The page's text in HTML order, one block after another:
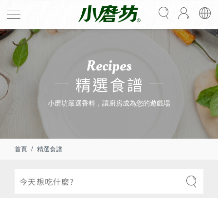
Recipes
精選食譜
小磨坊嚴選香料，讓廚房成為您的遊戲場
首頁 精選食譜